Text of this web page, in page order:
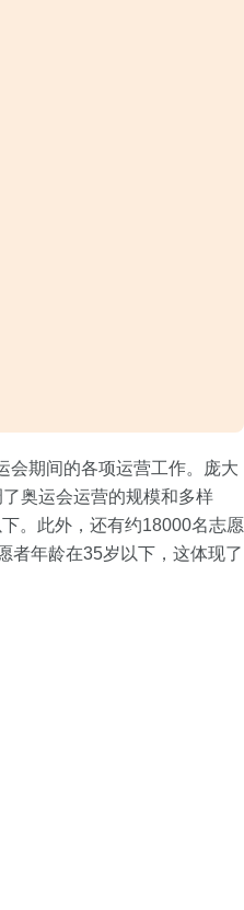
会期间的各项运营工作。庞大
奥运会运营的规模和多样
。此外，还有约18000名志愿
者年龄在35岁以下，这体现了